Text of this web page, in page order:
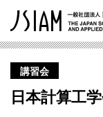
講習会
日本計算工